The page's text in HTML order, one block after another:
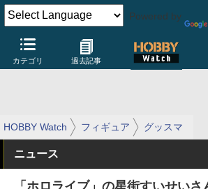
Powered by
カテゴリ 過去記事
HOBBY Watch フィギュア グッスマ
ニュース
「ホロライブ」の星街すいせい